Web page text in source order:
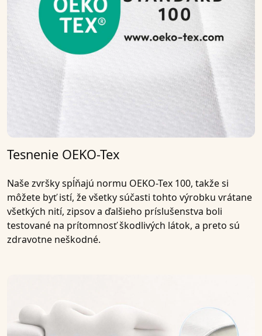
Tesnenie OEKO-Tex
Naše zvršky spĺňajú normu OEKO-Tex 100, takže si
môžete byť istí, že všetky súčasti tohto výrobku vrátane
všetkých nití, zipsov a ďalšieho príslušenstva boli
testované na prítomnosť škodlivých látok, a preto sú
zdravotne neškodné.